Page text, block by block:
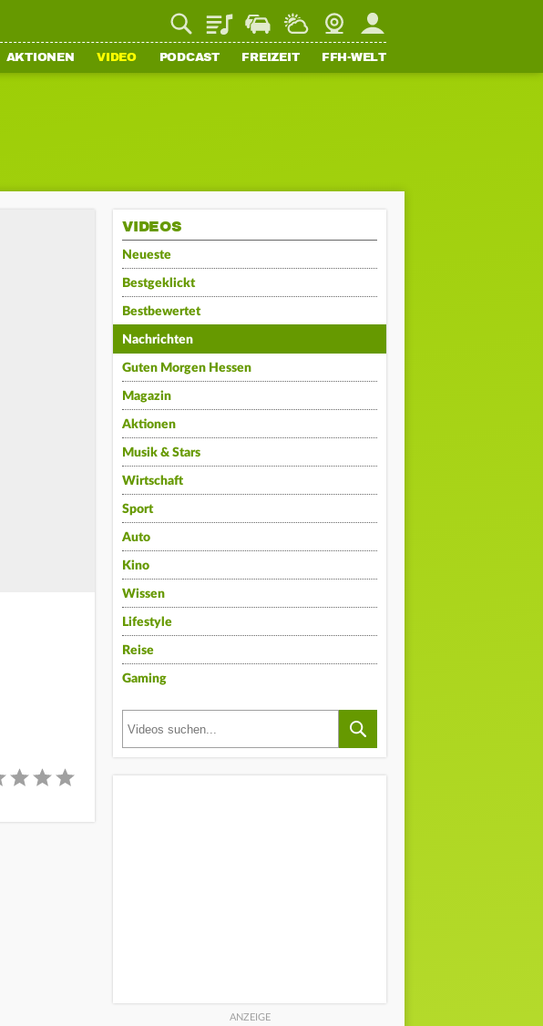
PlaylistStaupilotWetterWebcamMein FFH
AKTIONEN VIDEO PODCAST FREIZEIT FFH-WELT
VIDEOS
Neueste
Bestgeklickt
Bestbewertet
Nachrichten
Guten Morgen Hessen
Magazin
Aktionen
Musik & Stars
Wirtschaft
Sport
Auto
Kino
Wissen
Lifestyle
Reise
Gaming